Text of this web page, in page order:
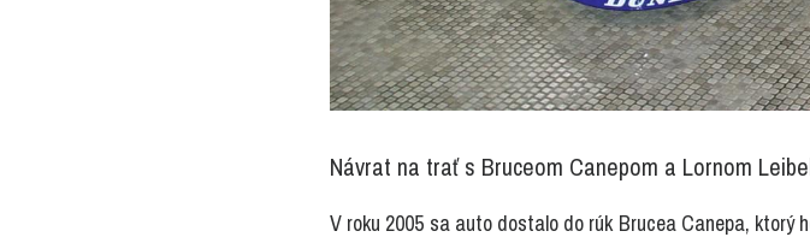
Návrat na trať s Bruceom Canepom a Lornom
V roku 2005 sa auto dostalo do rúk Brucea Canepa, ktorý